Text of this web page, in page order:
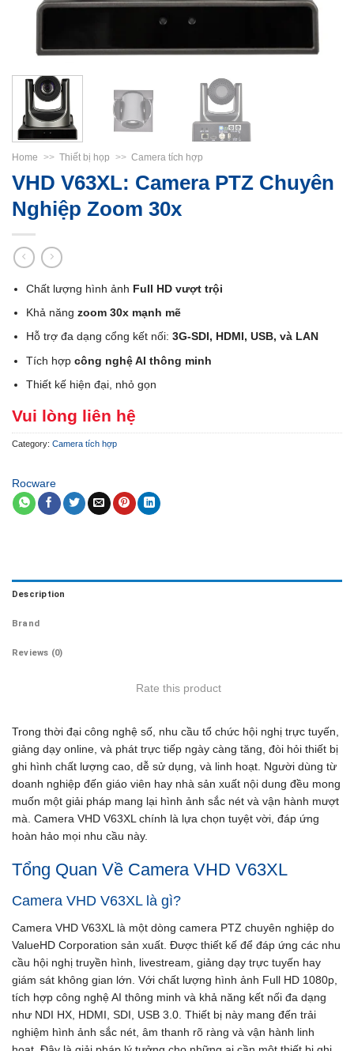
Home >> Thiết bị họp >> Camera tích hợp
VHD V63XL: Camera PTZ Chuyên
Nghiệp Zoom 30x
Chất lượng hình ảnh Full HD vượt trội
Khả năngzoom 30x mạnh mẽ
Hỗ trợ đa dạng cổng kết nối:3G-SDI, HDMI, USB, và LAN
Tích hợpcông nghệ AI thông minh
Thiết kế hiện đại, nhỏ gọn
Vui lòng liên hệ
Category: Camera tích hợp
Rocware
Description
Brand
Reviews (0)
Rate this product
Trong thời đại công nghệ số, nhu cầu tổ chức hội nghị trực tuyến,
giảng dạy online, và phát trực tiếp ngày càng tăng, đòi hỏi thiết bị
ghi hình chất lượng cao, dễ sử dụng, và linh hoạt. Người dùng từ
doanh nghiệp đến giáo viên hay nhà sản xuất nội dung đều mong
muốn một giải pháp mang lại hình ảnh sắc nét và vận hành mượt
mà. Camera VHD V63XL chính là lựa chọn tuyệt vời, đáp ứng
hoàn hảo mọi nhu cầu này.
Tổng Quan Về Camera VHD V63XL
Camera VHD V63XL là gì?
Camera VHD V63XL là một dòng camera PTZ chuyên nghiệp do
ValueHD Corporation sản xuất. Được thiết kế để đáp ứng các nhu
cầu hội nghị truyền hình, livestream, giảng dạy trực tuyến hay
giám sát không gian lớn. Với chất lượng hình ảnh Full HD 1080p,
tích hợp công nghệ AI thông minh và khả năng kết nối đa dạng
như NDI HX, HDMI, SDI, USB 3.0. Thiết bị này mang đến trải
nghiệm hình ảnh sắc nét, âm thanh rõ ràng và vận hành linh